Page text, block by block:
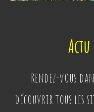
Rendez-vous
découvrirtous les